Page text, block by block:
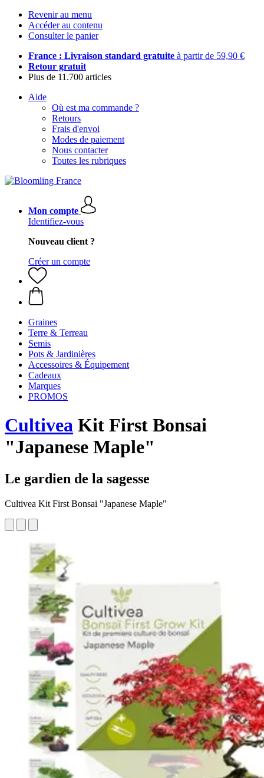
Revenir au menu
Accéder au contenu
Consulter le panier
France : Livraison standard gratuite à partir de 59,90 €
Retour gratuit
Plus de 11.700 articles
Aide
Où est ma commande ?
Retours
Frais d'envoi
Modes de paiement
Nous contacter
Toutes les rubriques
Mon compte
Identifiez-vous
Nouveau client ?
Créer un compte
Graines
Terre & Terreau
Semis
Pots & Jardinières
Accessoires & Équipement
Cadeaux
Marques
PROMOS
Cultivea Kit First Bonsai
"Japanese Maple"
Le gardien de la sagesse
Cultivea Kit First Bonsai "Japanese Maple"